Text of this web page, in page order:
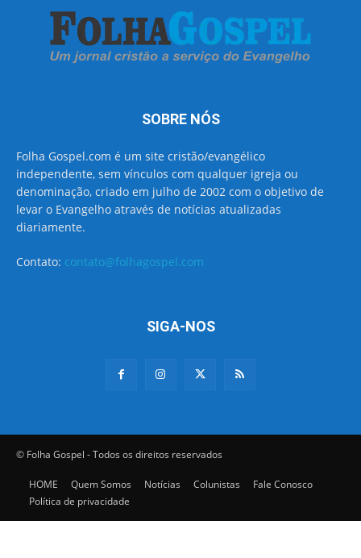
SOBRE NÓS
Folha Gospel.com é um site cristão/evangélico
independente, sem vínculos com qualquer igreja ou
denominação, criado em julho de 2002 com o objetivo de
levar o Evangelho através de notícias atualizadas
diariamente.
Contato: contato@folhagospel.com
SIGA-NOS
© Folha Gospel - Todos os direitos reservados
HOME Quem Somos Notícias Colunistas
Fale Conosco
Política de privacidade